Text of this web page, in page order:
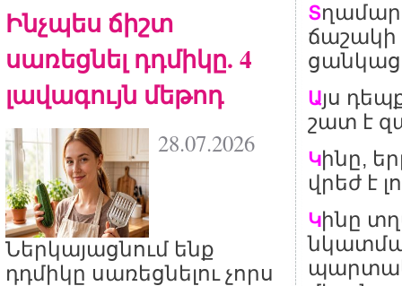
Ինչպես ճիշտ
սառեցնել դդմիկը. 4
լավագույն մեթոդ
28.07.2026
Ներկայացնում ենք
դդմիկը սառեցնելու չորս
Տ
Այս
շատ է
Կինը,
վրեժ է
Կինը